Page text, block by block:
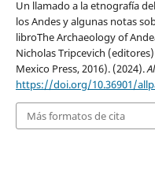
Un llamado a la etnografía
los Andes y algunas notas
libroThe Archaeology of
Nicholas Tripcevich
Mexico Press, 2016). (2024).
https://doi.org/10.36901/
Más formatos de cita